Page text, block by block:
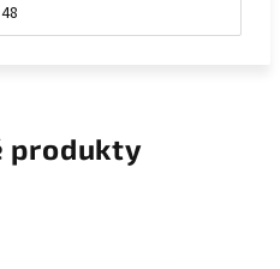
48
produkty